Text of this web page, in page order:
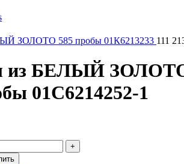
ЗОЛОТО 585 пробы 01К6213233 111
из БЕЛЫЙ
01С6214252-1